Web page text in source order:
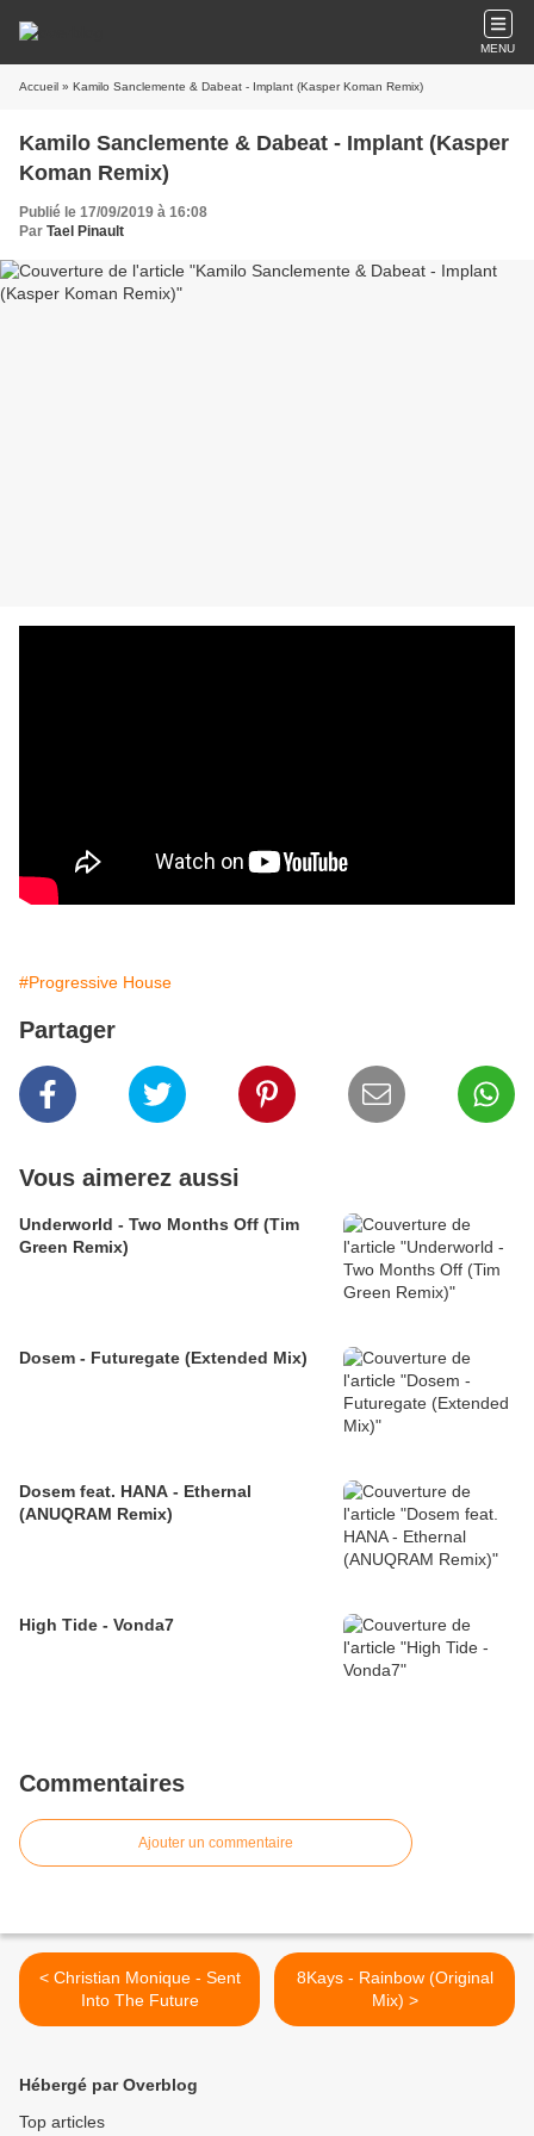
MENU
Accueil » Kamilo Sanclemente & Dabeat - Implant (Kasper Koman Remix)
Kamilo Sanclemente & Dabeat - Implant (Kasper
Koman Remix)
Publié le 17/09/2019 à 16:08
Par Tael Pinault
#Progressive House
Partager
Vous aimerez aussi
Underworld - Two Months Off (Tim
Green Remix)
Dosem - Futuregate (Extended Mix)
Dosem feat. HANA - Ethernal
(ANUQRAM Remix)
High Tide - Vonda7
Commentaires
Ajouter un commentaire
< Christian Monique - Sent
Into The Future
8Kays - Rainbow (Original
Mix) >
Hébergé par Overblog
Top articles